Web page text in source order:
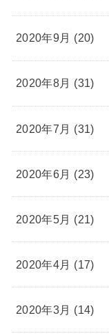
2020年9月 (20)
2020年8月 (31)
2020年7月 (31)
2020年6月 (23)
2020年5月 (21)
2020年4月 (17)
2020年3月 (14)